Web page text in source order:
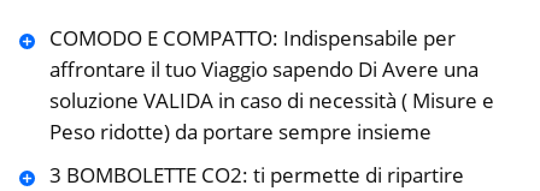
COMODO E COMPATTO: Indispensabile per
affrontare il tuo Viaggio sapendo Di Avere una
soluzione VALIDA in caso di necessità ( Misure e
Peso ridotte) da portare sempre insieme
3 BOMBOLETTE CO2: ti permette di ripartire